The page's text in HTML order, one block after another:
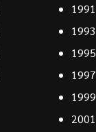
1991
1993
1995
1997
1999
2001